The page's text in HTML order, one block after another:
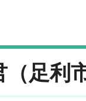
足利市